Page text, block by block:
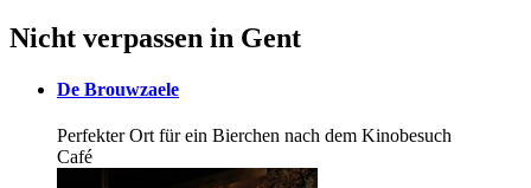
Nicht verpassen in Gent
De Brouw­zae­le
Perfekter Ort für ein Bierchen nach dem Kinobesuch
Café